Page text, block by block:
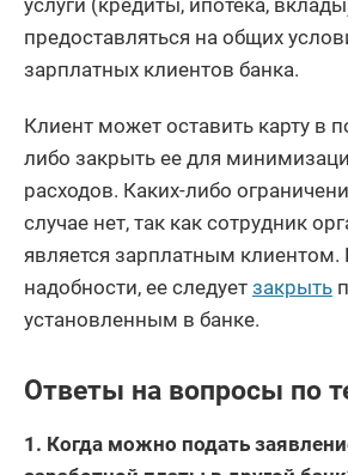
предоставляться на общих
зарплатных клиентов банка.
Клиент может оставить карту в
либо закрыть ее для
расходов. Каких-либо
случае нет, так как сотрудник
является зарплатным клиентом.
надобности, ее следует закрыть
установленным в банке.
Ответы на вопросы по
1. Когда можно подать